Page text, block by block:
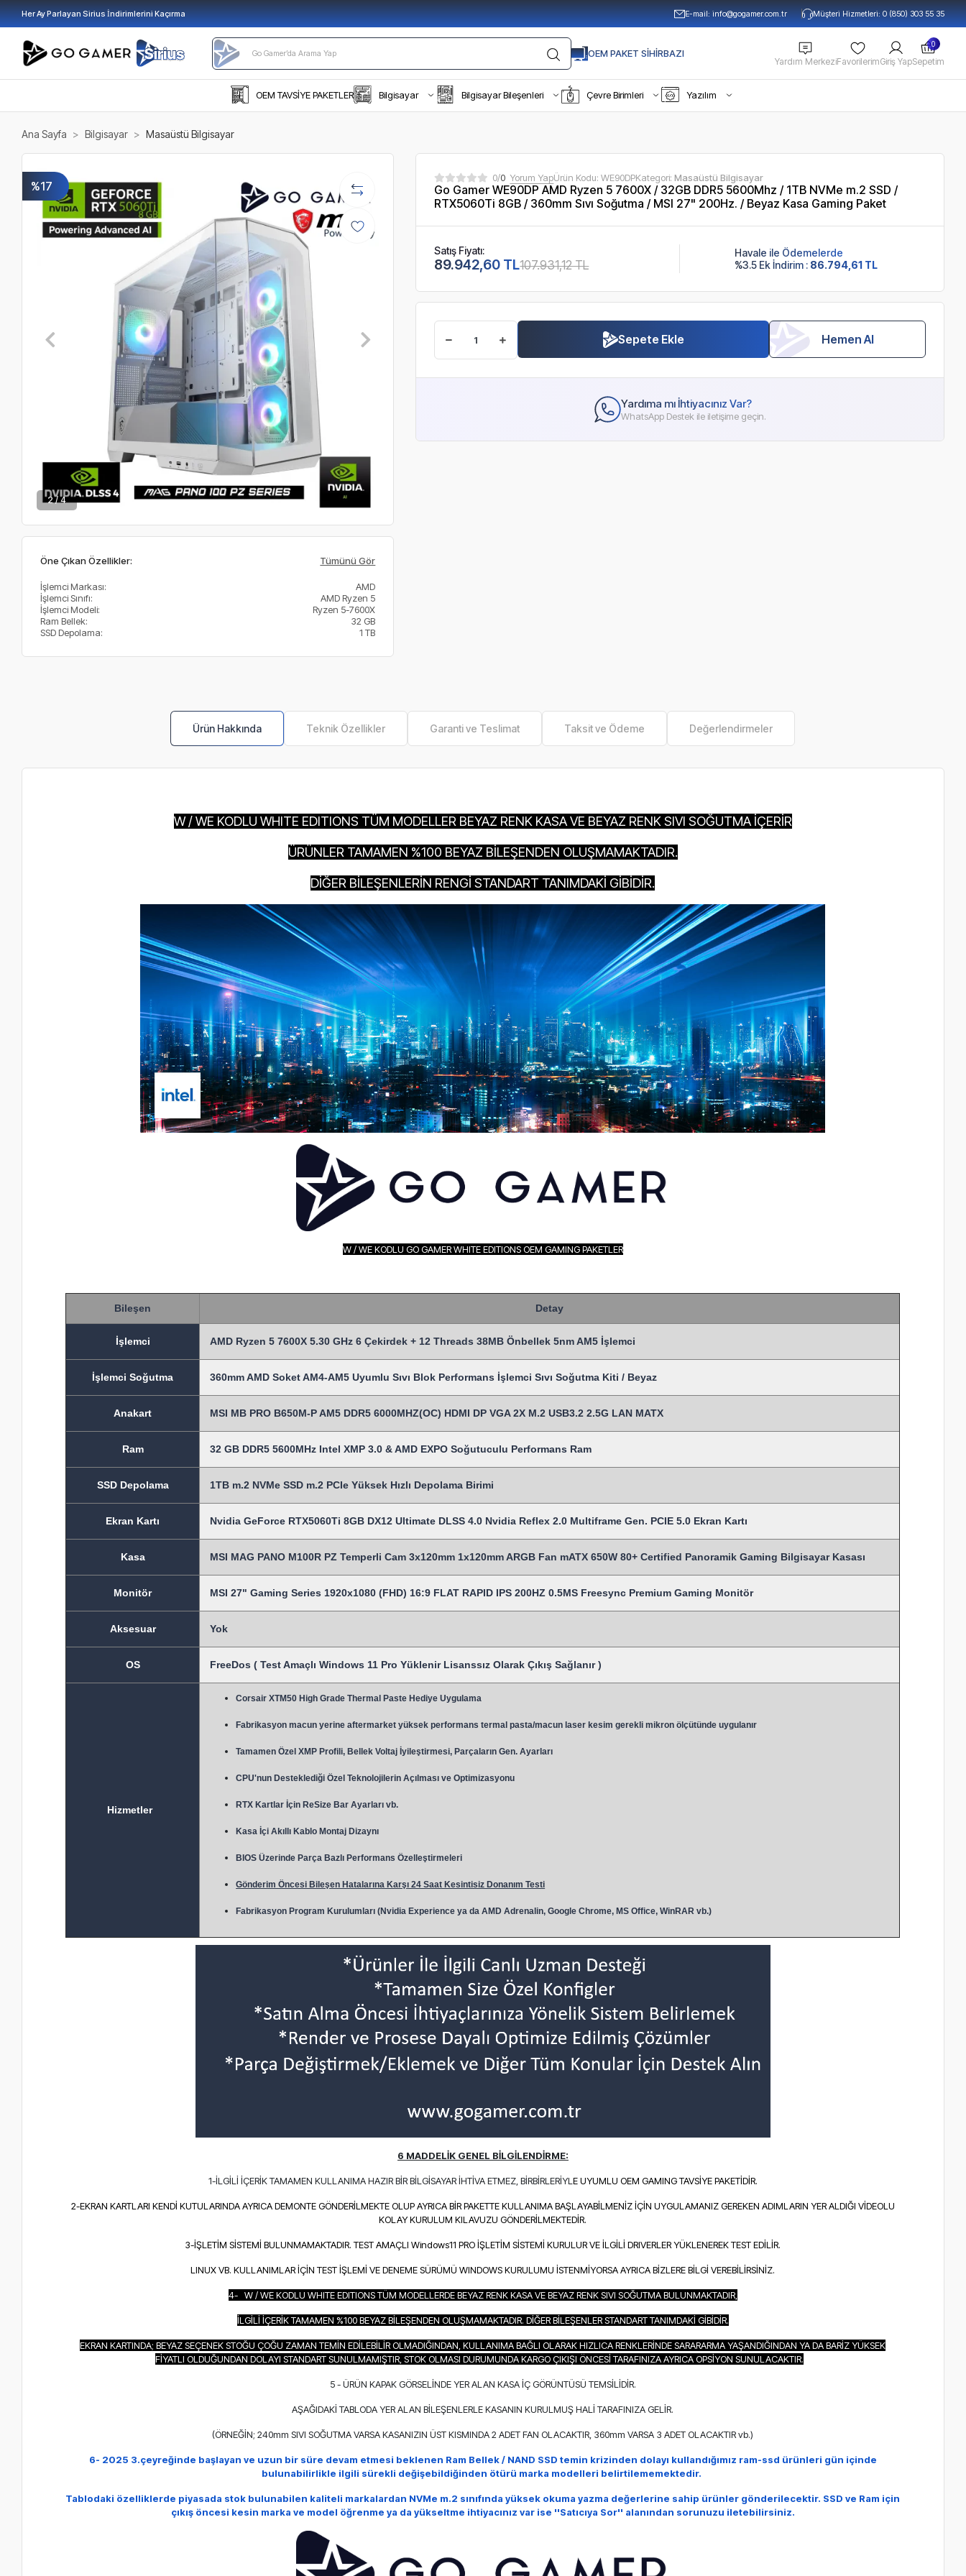
Her Ay Parlayan Sirius İndirimlerini Kaçırma E-mail:info@gogamer.com.tr Müşteri Hizmetleri: 0 (850) 303 55 35
OEM PAKET SIHIRBAZI
Yardım MerkeziFavorilerimGiriş Yap
0
Sepetim
OEM TAVSİYE PAKETLER Bilgisayar Bilgisayar Bileşenleri Çevre Birimleri Yazılım
Ana Sayfa Bilgisayar Masaüstü Bilgisayar
%17
2 / 4
Öne Çıkan Özellikler: Tümünü Gör
İşlemci Markası:
AMD
İşlemci Sınıfı:
AMD Ryzen 5
İşlemci Modeli:
Ryzen 5-7600X
Ram Bellek:
32 GB
SSD Depolama:
1 TB
0/0 Yorum YapÜrün Kodu:WE90DPKategori:Masaüstü Bilgisayar
Go Gamer WE90DP AMD Ryzen 5 7600X / 32GB DDR5 5600Mhz / 1TB NVMe m.2 SSD /
RTX5060Ti 8GB / 360mm Sıvı Soğutma / MSI 27" 200Hz. / Beyaz Kasa Gaming Paket
Satış Fiyatı:
89.942,60 TL107.931,12 TL
Havale ile Ödemelerde
%3.5 Ek İndirim : 86.794,61 TL
Sepete Ekle Hemen Al
Yardıma mı İhtiyacınız Var?
WhatsApp Destek ile iletişime geçin.
Ürün Hakkında Teknik Özellikler Garanti ve Teslimat Taksit ve Ödeme Değerlendirmeler
W / WE KODLU WHITE EDITIONS TÜM MODELLER BEYAZ RENK KASA VE BEYAZ RENK SIVI SOĞUTMA İÇERİR
ÜRÜNLER TAMAMEN %100 BEYAZ BİLEŞENDEN OLUŞMAMAKTADIR.
DİĞER BİLEŞENLERİN RENGİ STANDART TANIMDAKİ GİBİDİR.
W / WE KODLU GO GAMER WHITE EDITIONS OEM GAMING PAKETLER
Bileşen Detay
İşlemci AMD Ryzen 5 7600X 5.30 GHz 6 Çekirdek + 12 Threads 38MB Önbellek 5nm AM5 İşlemci
İşlemci Soğutma 360mm AMD Soket AM4-AM5 Uyumlu Sıvı Blok Performans İşlemci Sıvı Soğutma Kiti / Beyaz
Anakart MSI MB PRO B650M-P AM5 DDR5 6000MHZ(OC) HDMI DP VGA 2X M.2 USB3.2 2.5G LAN MATX
Ram 32 GB DDR5 5600MHz Intel XMP 3.0 & AMD EXPO Soğutuculu Performans Ram
SSD Depolama 1TB m.2 NVMe SSD m.2 PCIe Yüksek Hızlı Depolama Birimi
Ekran Kartı Nvidia GeForce RTX5060Ti 8GB DX12 Ultimate DLSS 4.0 Nvidia Reflex 2.0 Multiframe Gen. PCIE 5.0 Ekran Kartı
Kasa MSI MAG PANO M100R PZ Temperli Cam 3x120mm 1x120mm ARGB Fan mATX 650W 80+ Certified Panoramik Gaming Bilgisayar Kasası
Monitör MSI 27" Gaming Series 1920x1080 (FHD) 16:9 FLAT RAPID IPS 200HZ 0.5MS Freesync Premium Gaming Monitör
Aksesuar Yok
OS FreeDos ( Test Amaçlı Windows 11 Pro Yüklenir Lisanssız Olarak Çıkış Sağlanır )
Hizmetler
Corsair XTM50 High Grade Thermal Paste Hediye Uygulama
Fabrikasyon macun yerine aftermarket yüksek performans termal pasta/macun laser kesim gerekli mikron ölçütünde uygulanır
Tamamen Özel XMP Profili, Bellek Voltaj İyileştirmesi, Parçaların Gen. Ayarları
CPU'nun Desteklediği Özel Teknolojilerin Açılması ve Optimizasyonu
RTX Kartlar İçin ReSize Bar Ayarları vb.
Kasa İçi Akıllı Kablo Montaj Dizaynı
BIOS Üzerinde Parça Bazlı Performans Özelleştirmeleri
Gönderim Öncesi Bileşen Hatalarına Karşı 24 Saat Kesintisiz Donanım Testi
Fabrikasyon Program Kurulumları (Nvidia Experience ya da AMD Adrenalin, Google Chrome, MS Office, WinRAR vb.)
6 MADDELİK GENEL BİLGİLENDİRME:
1-İLGİLİ İÇERİK TAMAMEN KULLANIMA HAZIR BİR BİLGİSAYAR İHTİVA ETMEZ, BİRBİRLERİYLE UYUMLU OEM GAMING TAVSİYE PAKETİDİR.
2-EKRAN KARTLARI KENDİ KUTULARINDA AYRICA DEMONTE GÖNDERİLMEKTE OLUP AYRICA BİR PAKETTE KULLANIMA BAŞLAYABİLMENİZ İÇİN UYGULAMANIZ GEREKEN ADIMLARIN YER ALDIĞI VİDEOLU
KOLAY KURULUM KILAVUZU GÖNDERİLMEKTEDİR.
3-İŞLETİM SİSTEMİ BULUNMAMAKTADIR. TEST AMAÇLI Windows11 PRO İŞLETİM SİSTEMİ KURULUR VE İLGİLİ DRIVERLER YÜKLENEREK TEST EDİLİR.
LINUX VB. KULLANIMLAR İÇİN TEST İŞLEMİ VE DENEME SÜRÜMÜ WINDOWS KURULUMU İSTENMİYORSA AYRICA BİZLERE BİLGİ VEREBİLİRSİNİZ.
4- W / WE KODLU WHITE EDITIONS TÜM MODELLERDE BEYAZ RENK KASA VE BEYAZ RENK SIVI SOĞUTMA BULUNMAKTADIR,
İLGİLİ İÇERİK TAMAMEN %100 BEYAZ BİLEŞENDEN OLUŞMAMAKTADIR. DİĞER BİLEŞENLER STANDART TANIMDAKİ GİBİDİR.
EKRAN KARTINDA; BEYAZ SEÇENEK STOĞU ÇOĞU ZAMAN TEMİN EDİLEBİLİR OLMADIĞINDAN, KULLANIMA BAĞLI OLARAK HIZLICA RENKLERİNDE SARARARMA YAŞANDIĞINDAN YA DA BARİZ YÜKSEK
FİYATLI OLDUĞUNDAN DOLAYI STANDART SUNULMAMIŞTIR, STOK OLMASI DURUMUNDA KARGO ÇIKIŞI ÖNCESİ TARAFINIZA AYRICA OPSİYON SUNULACAKTIR.
5 - ÜRÜN KAPAK GÖRSELİNDE YER ALAN KASA İÇ GÖRÜNTÜSÜ TEMSİLİDİR.
AŞAĞIDAKİ TABLODA YER ALAN BİLEŞENLERLE KASANIN KURULMUŞ HALİ TARAFINIZA GELİR.
(ÖRNEĞİN; 240mm SIVI SOĞUTMA VARSA KASANIZIN ÜST KISMINDA 2 ADET FAN OLACAKTIR, 360mm VARSA 3 ADET OLACAKTIR vb.)
6- 2025 3.çeyreğinde başlayan ve uzun bir süre devam etmesi beklenen Ram Bellek / NAND SSD temin krizinden dolayı kullandığımız ram-ssd ürünleri gün içinde
bulunabilirlikle ilgili sürekli değişebildiğinden ötürü marka modelleri belirtilememektedir.
Tablodaki özelliklerde piyasada stok bulunabilen kaliteli markalardan NVMe m.2 sınıfında yüksek okuma yazma değerlerine sahip ürünler gönderilecektir. SSD ve Ram için
çıkış öncesi kesin marka ve model öğrenme ya da yükseltme ihtiyacınız var ise ''Satıcıya Sor'' alanından sorunuzu iletebilirsiniz.